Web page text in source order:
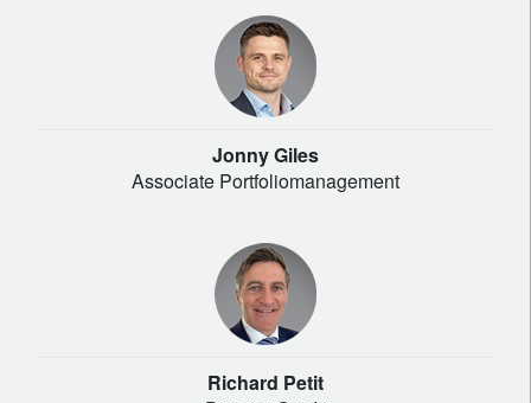
Jonny Giles
Associate Portfoliomanagement
Richard Petit